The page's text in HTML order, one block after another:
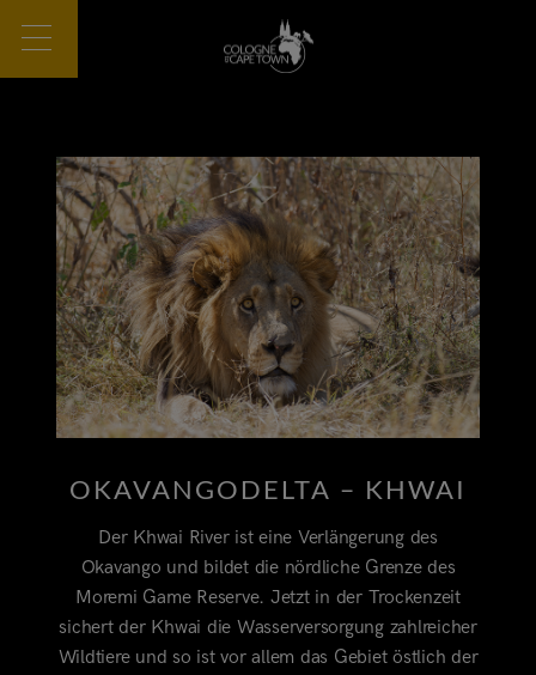
OKAVANGODELTA – KHWAI
Der Khwai River ist eine Verlängerung des
Okavango und bildet die nördliche Grenze des
Moremi Game Reserve. Jetzt in der Trockenzeit
sichert der Khwai die Wasserversorgung zahlreicher
Wildtiere und so ist vor allem das Gebiet östlich der